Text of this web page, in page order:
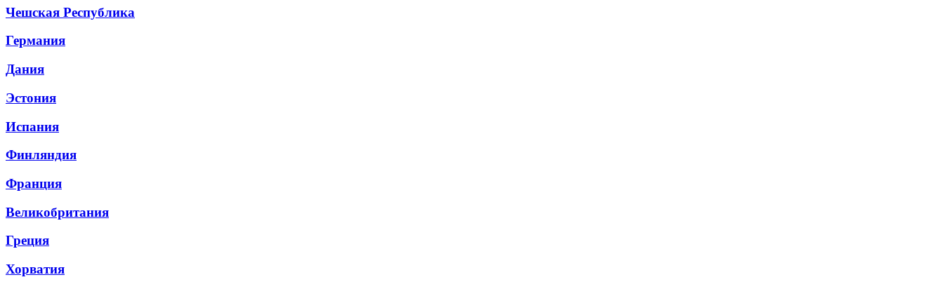
Чешская Республика
Германия
Дания
Эстония
Испания
Финляндия
Франция
Великобритания
Греция
Хорватия